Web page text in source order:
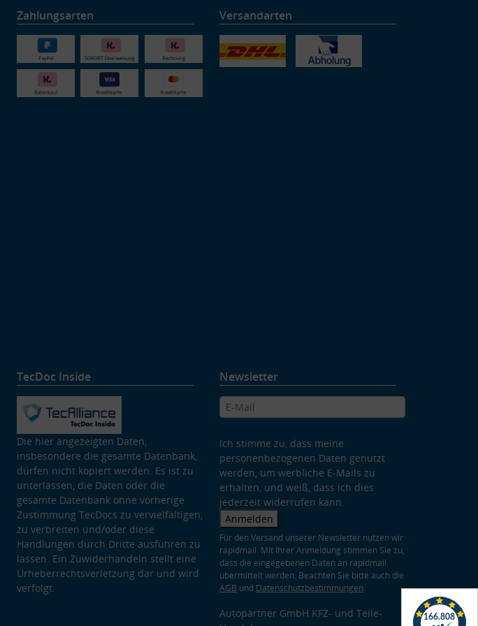
Zahlungsarten Versandarten
TecDoc Inside
Die hier angezeigten Daten,
insbesondere die gesamte Datenbank,
dürfen nicht kopiert werden. Es ist zu
unterlassen, die Daten oder die
gesamte Datenbank ohne vorherige
Zustimmung TecDocs zu vervielfältigen,
zu verbreiten und/oder diese
Handlungen durch Dritte ausführen zu
lassen. Ein Zuwiderhandeln stellt eine
Urheberrechtsverletzung dar und wird
verfolgt.
Newsletter
Ich stimme zu, dass meine
personenbezogenen Daten genutzt
werden, um werbliche E-Mails zu
erhalten, und weiß, dass ich dies
jederzeit widerrufen kann.
Anmelden
Für den Versand unserer Newsletter nutzen wir
rapidmail. Mit Ihrer Anmeldung stimmen Sie zu,
dass die eingegebenen Daten an rapidmail
übermittelt werden. Beachten Sie bitte auch die
AGB und Datenschutzbestimmungen.
Autopartner GmbH KFZ- und Teile-